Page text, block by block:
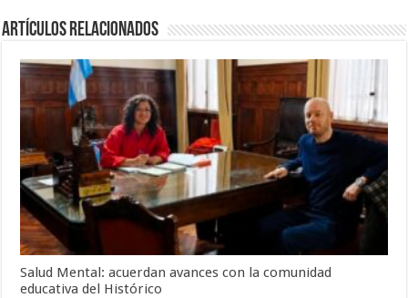
Artículos Relacionados
Salud Mental: acuerdan avances con la comunidad
educativa del Histórico